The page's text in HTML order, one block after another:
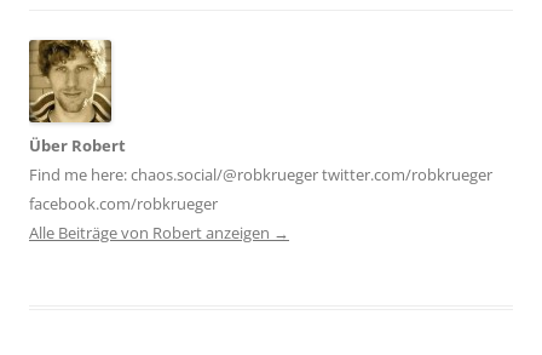
Über Robert
Find me here: chaos.social/@robkrueger twitter.com/robkrueger
facebook.com/robkrueger
Alle Beiträge von Robert anzeigen →